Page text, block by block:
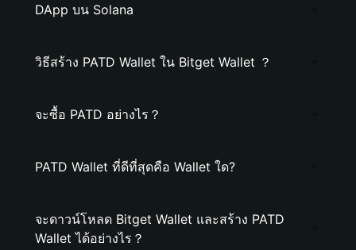
DApp บน Solana
วิธีสร้าง PATD Wallet ใน Bitget Wallet ？
จะซื้อ PATD อย่างไร？
PATD Wallet ที่ดีที่สุดคือ Wallet ใด?
จะดาวน์โหลด Bitget Wallet และสร้าง PATD
Wallet ได้อย่างไร？